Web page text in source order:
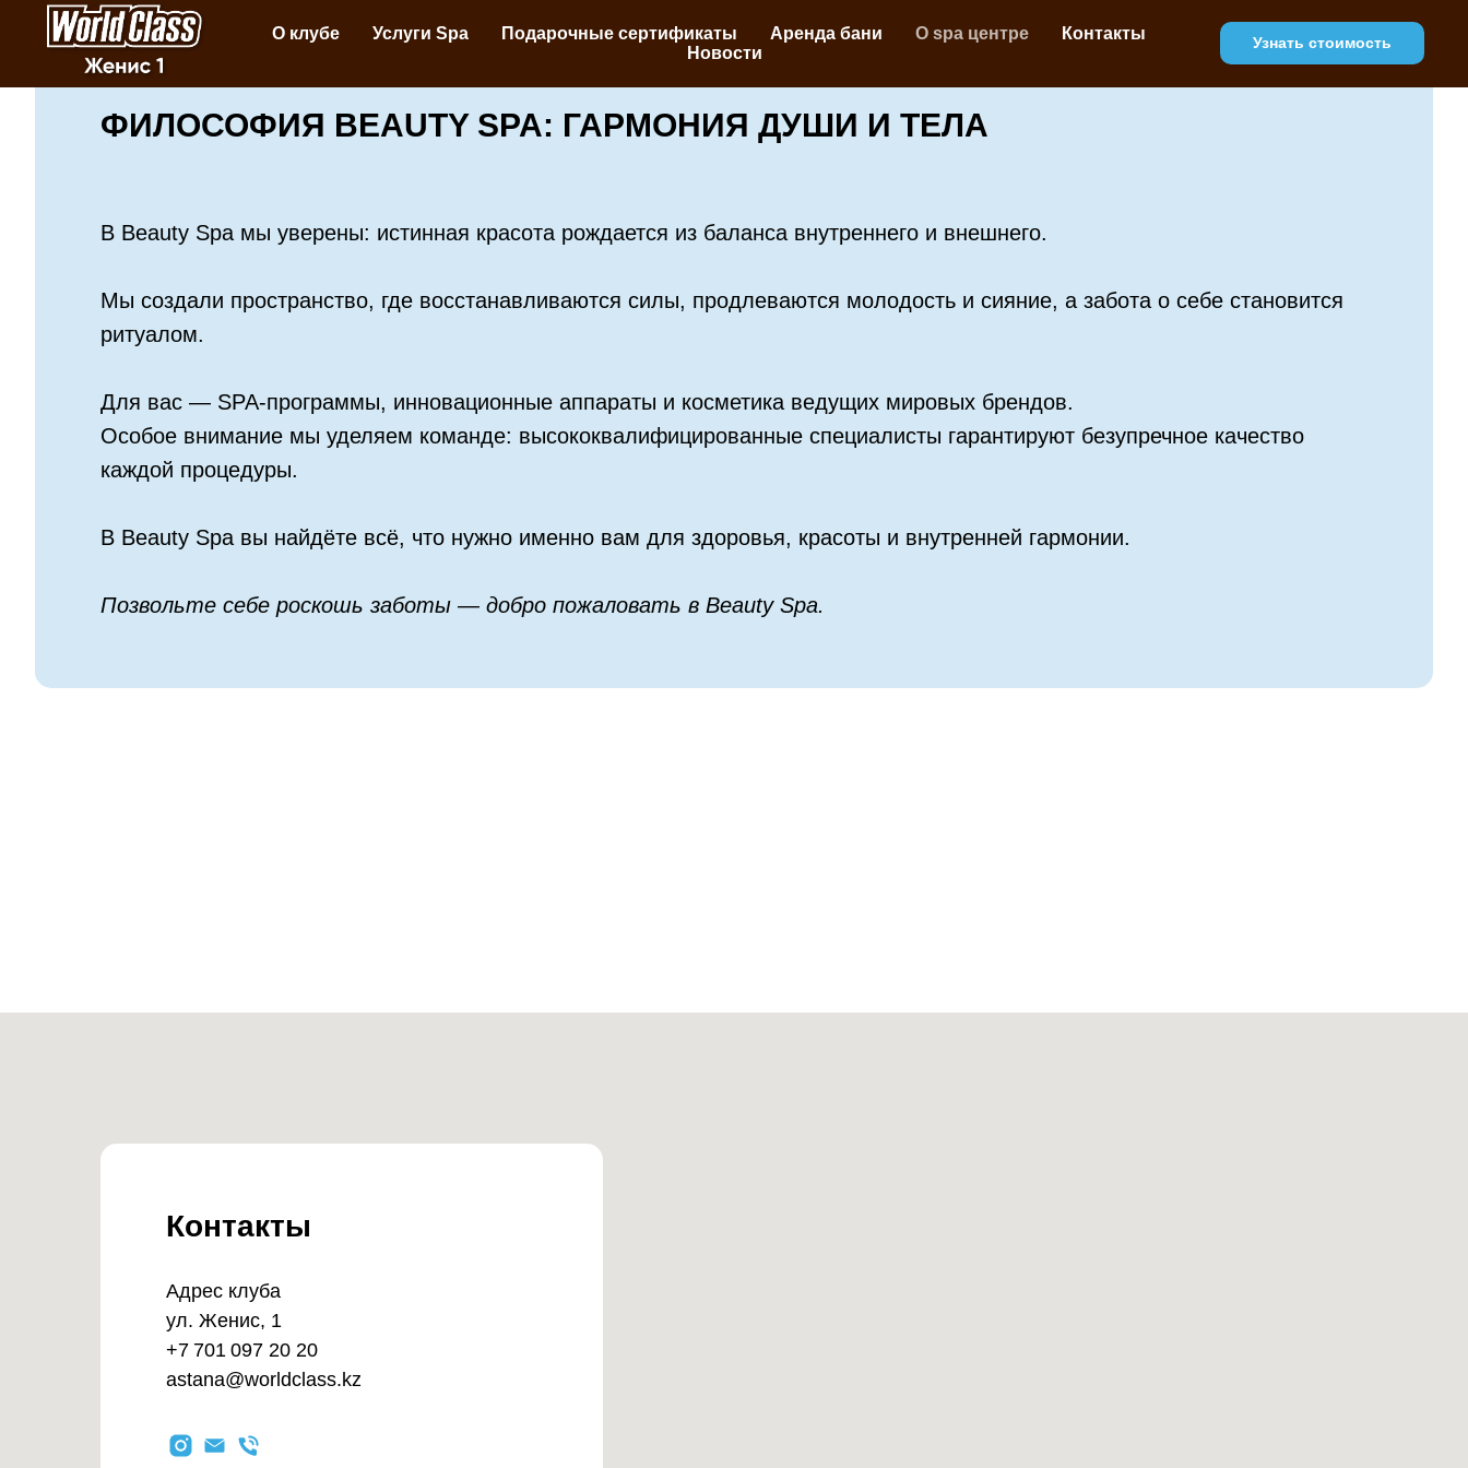
О клубе Услуги Spa Подарочные сертификаты Аренда бани О spa центре
Контакты
Новости
Узнать стоимость
ФИЛОСОФИЯ BEAUTY SPA: ГАРМОНИЯ ДУШИ И ТЕЛА
В Beauty Spa мы уверены: истинная красота рождается из баланса внутреннего и внешнего.
Мы создали пространство, где восстанавливаются силы, продлеваются молодость и сияние, а забота о себе становится
ритуалом.
Для вас — SPA-программы, инновационные аппараты и косметика ведущих мировых брендов.
Особое внимание мы уделяем команде: высококвалифицированные специалисты гарантируют безупречное качество
каждой процедуры.
В Beauty Spa вы найдёте всё, что нужно именно вам для здоровья, красоты и внутренней гармонии.
Позвольте себе роскошь заботы — добро пожаловать в Beauty Spa.
Контакты
Адрес клуба
ул. Женис, 1
+7 701 097 20 20
astana@worldclass.kz